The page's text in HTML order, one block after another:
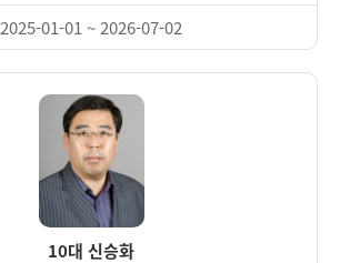
2025-01-01 ~ 2026-07-02
10대 신승화